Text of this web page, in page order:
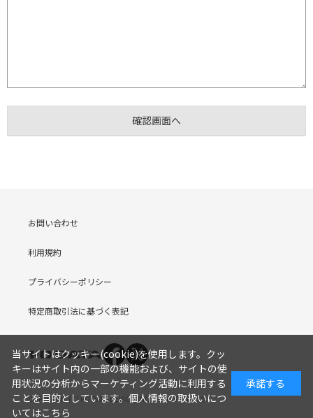
お問い合わせ
利用規約
プライバシーポリシー
特定商取引法に基づく表記
COPYRIGHT (C) I-O DATA DEVICE, INC. Since 2005.9.19
当サイトはクッキー(cookie)を使用します。クッ
キーはサイト内の一部の機能および、サイトの使
用状況の分析からマーケティング活動に利用する
ことを目的としています。個人情報の取扱いにつ
いてはこちら
承諾する